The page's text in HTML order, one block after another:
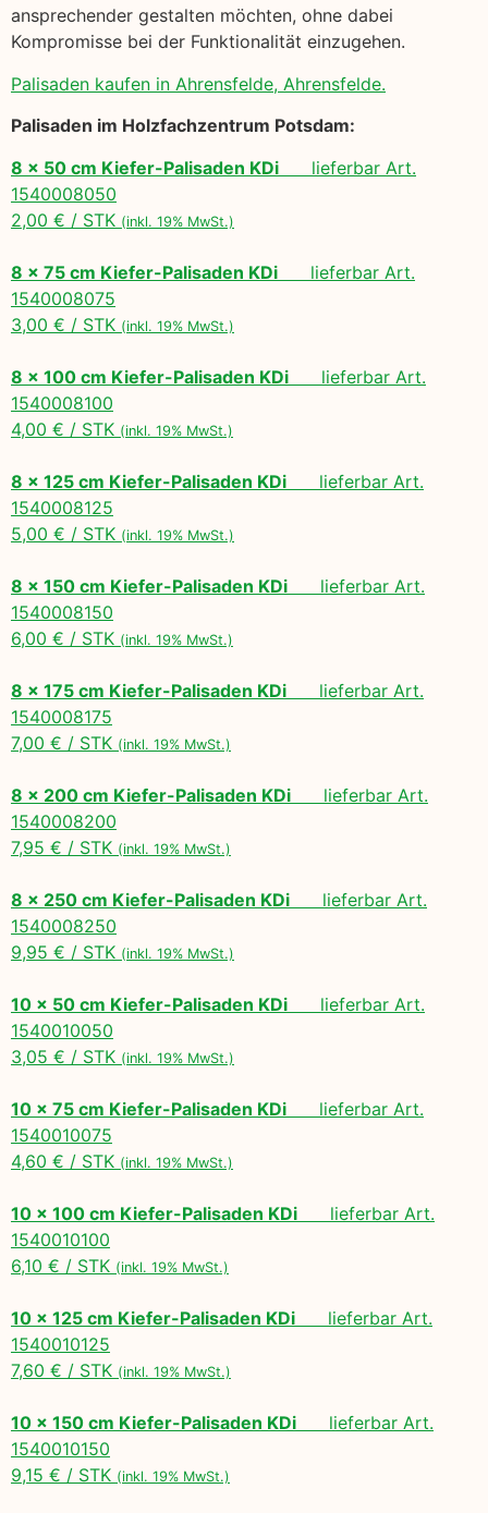
ansprechender gestalten möchten, ohne dabei
Kompromisse bei der Funktionalität einzugehen.
Palisaden kaufen in Ahrensfelde, Ahrensfelde.
Palisaden im Holzfachzentrum Potsdam:
8 x 50 cm Kiefer-Palisaden KDi lieferbar Art.
1540008050
2,00 € / STK (inkl. 19% MwSt.)
8 x 75 cm Kiefer-Palisaden KDi lieferbar Art.
1540008075
3,00 € / STK (inkl. 19% MwSt.)
8 x 100 cm Kiefer-Palisaden KDi lieferbar Art.
1540008100
4,00 € / STK (inkl. 19% MwSt.)
8 x 125 cm Kiefer-Palisaden KDi lieferbar Art.
1540008125
5,00 € / STK (inkl. 19% MwSt.)
8 x 150 cm Kiefer-Palisaden KDi lieferbar Art.
1540008150
6,00 € / STK (inkl. 19% MwSt.)
8 x 175 cm Kiefer-Palisaden KDi lieferbar Art.
1540008175
7,00 € / STK (inkl. 19% MwSt.)
8 x 200 cm Kiefer-Palisaden KDi lieferbar Art.
1540008200
7,95 € / STK (inkl. 19% MwSt.)
8 x 250 cm Kiefer-Palisaden KDi lieferbar Art.
1540008250
9,95 € / STK (inkl. 19% MwSt.)
10 x 50 cm Kiefer-Palisaden KDi lieferbar Art.
1540010050
3,05 € / STK (inkl. 19% MwSt.)
10 x 75 cm Kiefer-Palisaden KDi lieferbar Art.
1540010075
4,60 € / STK (inkl. 19% MwSt.)
10 x 100 cm Kiefer-Palisaden KDi lieferbar Art.
1540010100
6,10 € / STK (inkl. 19% MwSt.)
10 x 125 cm Kiefer-Palisaden KDi lieferbar Art.
1540010125
7,60 € / STK (inkl. 19% MwSt.)
10 x 150 cm Kiefer-Palisaden KDi lieferbar Art.
1540010150
9,15 € / STK (inkl. 19% MwSt.)